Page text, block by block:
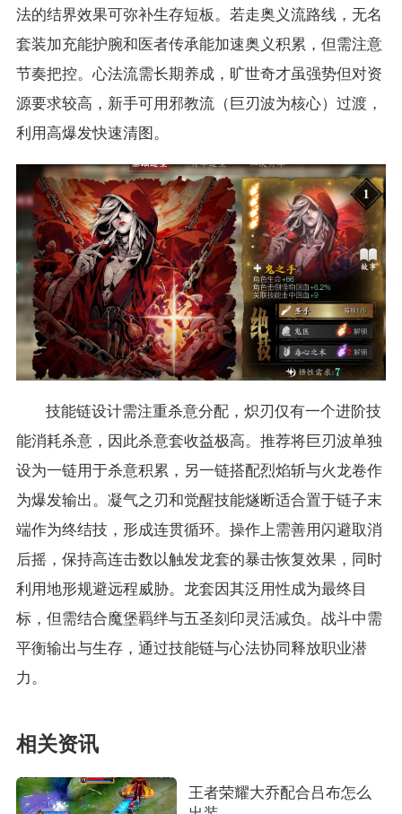
法的结界效果可弥补生存短板。若走奥义流路线，无名
套装加充能护腕和医者传承能加速奥义积累，但需注意
节奏把控。心法流需长期养成，旷世奇才虽强势但对资
源要求较高，新手可用邪教流（巨刃波为核心）过渡，
利用高爆发快速清图。
技能链设计需注重杀意分配，炽刃仅有一个进阶技
能消耗杀意，因此杀意套收益极高。推荐将巨刃波单独
设为一链用于杀意积累，另一链搭配烈焰斩与火龙卷作
为爆发输出。凝气之刃和觉醒技能燧断适合置于链子末
端作为终结技，形成连贯循环。操作上需善用闪避取消
后摇，保持高连击数以触发龙套的暴击恢复效果，同时
利用地形规避远程威胁。龙套因其泛用性成为最终目
标，但需结合魔堡羁绊与五圣刻印灵活减负。战斗中需
平衡输出与生存，通过技能链与心法协同释放职业潜
力。
相关资讯
王者荣耀大乔配合吕布怎么